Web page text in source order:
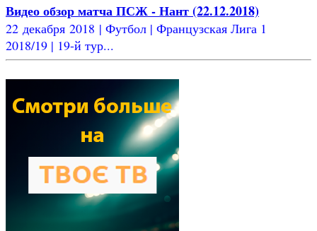
Видео обзор матча ПСЖ - Нант (22.12.2018)
22 декабря 2018 | Футбол | Французская Лига 1
2018/19 | 19-й тур...